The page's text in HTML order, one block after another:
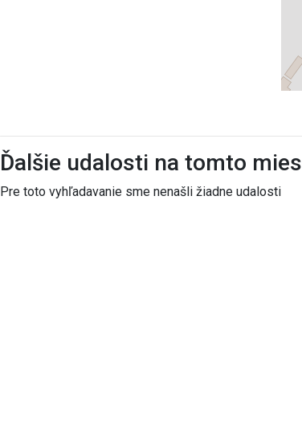
Ďalšie udalosti na tomto
Pre toto vyhľadavanie sme nenašli žiadne udalosti